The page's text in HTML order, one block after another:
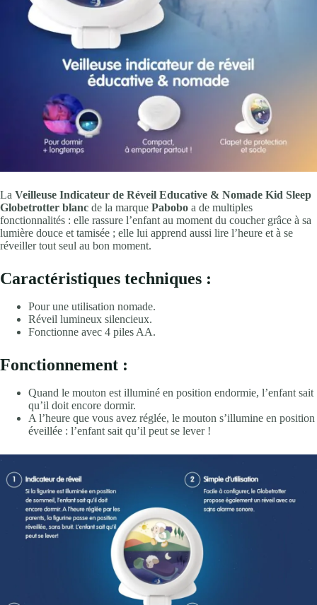
La Veilleuse Indicateur de Réveil Educative & Nomade Kid Sleep
Globetrotter blanc de la marque Pabobo a de multiples
fonctionnalités : elle rassure l’enfant au moment du coucher grâce à sa
lumière douce et tamisée ; elle lui apprend aussi lire l’heure et à se
réveiller tout seul au bon moment.
Caractéristiques techniques :
Pour une utilisation nomade.
Réveil lumineux silencieux.
Fonctionne avec 4 piles AA.
Fonctionnement :
Quand le mouton est illuminé en position endormie, l’enfant sait
qu’il doit encore dormir.
A l’heure que vous avez réglée, le mouton s’illumine en position
éveillée : l’enfant sait qu’il peut se lever !